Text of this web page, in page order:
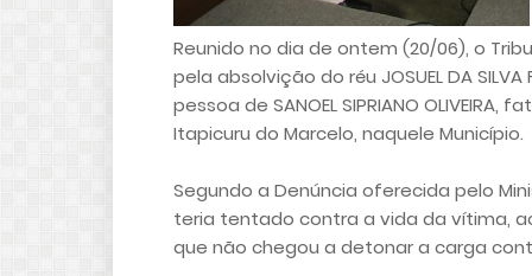
Reunido no dia de ontem (20/06), o
pela absolvição do réu JOSUEL DA
pessoa de SANOEL SIPRIANO
Itapicuru do Marcelo, naquele Município.
Segundo a Denúncia oferecida pelo
teria tentado contra a vida da vítima,
que não chegou a detonar a carga